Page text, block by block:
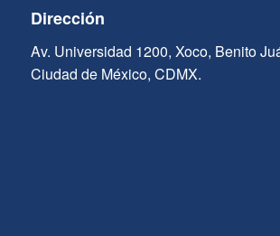
Dirección
Av. Universidad 1200, Xoco, Benito
Ciudad de México, CDMX.